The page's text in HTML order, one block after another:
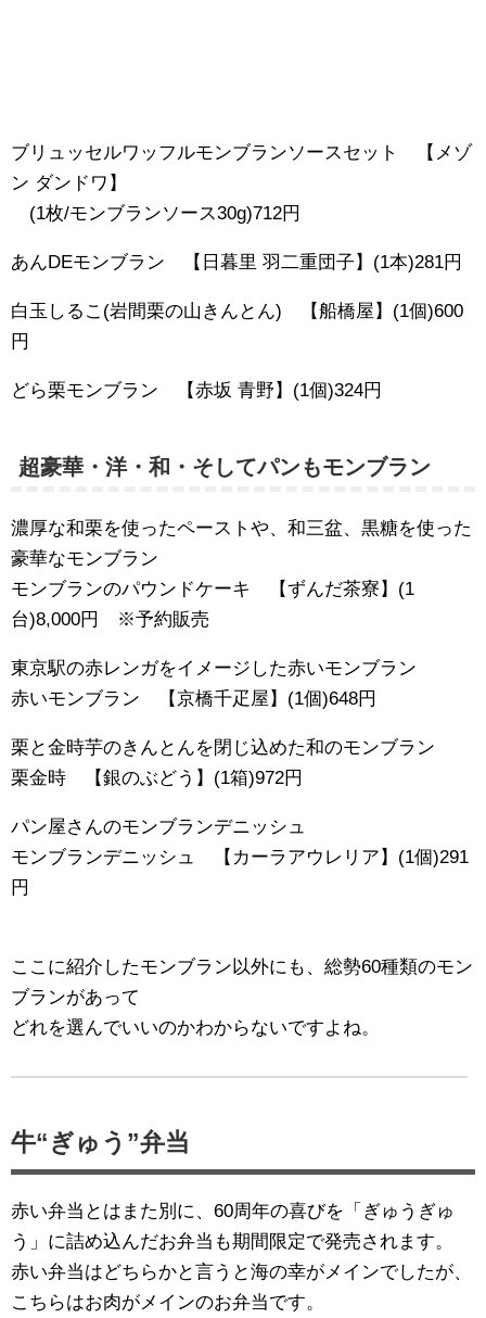
ブリュッセルワッフルモンブランソースセット 【メゾ
ン ダンドワ】
(1枚/モンブランソース30g)712円
あんDEモンブラン 【日暮里 羽二重団子】(1本)281円
白玉しるこ(岩間栗の山きんとん) 【船橋屋】(1個)600
円
どら栗モンブラン 【赤坂 青野】(1個)324円
超豪華・洋・和・そしてパンもモンブラン
濃厚な和栗を使ったペーストや、和三盆、黒糖を使った
豪華なモンブラン
モンブランのパウンドケーキ 【ずんだ茶寮】(1
台)8,000円 ※予約販売
東京駅の赤レンガをイメージした赤いモンブラン
赤いモンブラン 【京橋千疋屋】(1個)648円
栗と金時芋のきんとんを閉じ込めた和のモンブラン
栗金時 【銀のぶどう】(1箱)972円
パン屋さんのモンブランデニッシュ
モンブランデニッシュ 【カーラアウレリア】(1個)291
円
ここに紹介したモンブラン以外にも、総勢60種類のモン
ブランがあって
どれを選んでいいのかわからないですよね。
牛“ぎゅう”弁当
赤い弁当とはまた別に、60周年の喜びを「ぎゅうぎゅ
う」に詰め込んだお弁当も期間限定で発売されます。
赤い弁当はどちらかと言うと海の幸がメインでしたが、
こちらはお肉がメインのお弁当です。